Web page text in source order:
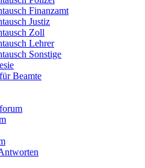
Finanzamt
Justiz
Zoll
Lehrer
Sonstige
Beamte